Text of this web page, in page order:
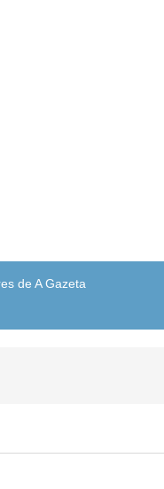
de A Gazeta